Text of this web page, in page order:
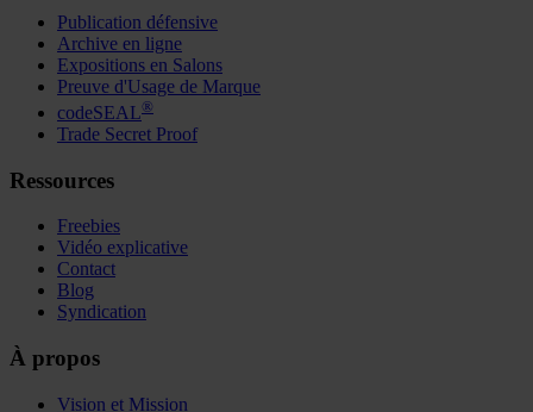
Publication défensive
Archive en ligne
Expositions en Salons
Preuve d'Usage de Marque
codeSEAL®
Trade Secret Proof
Ressources
Freebies
Vidéo explicative
Contact
Blog
Syndication
À propos
Vision et Mission